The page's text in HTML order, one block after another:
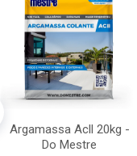
Argamassa Acll 20kg -
Do Mestre